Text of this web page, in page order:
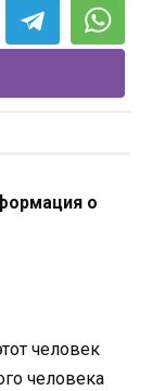
человек
человека